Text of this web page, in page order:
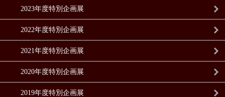
2023年度特別企画展
2022年度特別企画展
2021年度特別企画展
2020年度特別企画展
2019年度特別企画展